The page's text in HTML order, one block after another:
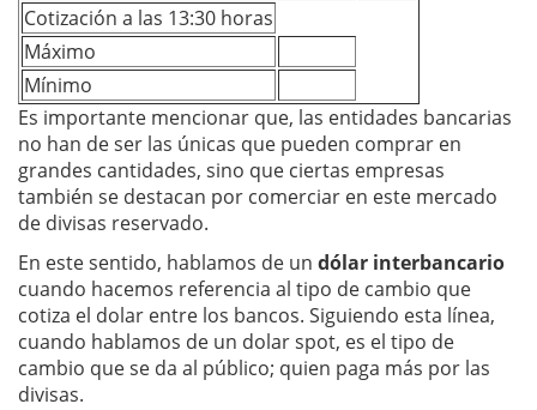
Cotización a las 13:30 horas
Máximo
Mínimo
Es importante mencionar que, las entidades bancarias
no han de ser las únicas que pueden comprar en
grandes cantidades, sino que ciertas empresas
también se destacan por comerciar en este mercado
de divisas reservado.
En este sentido, hablamos de un dólar interbancario
cuando hacemos referencia al tipo de cambio que
cotiza el dolar entre los bancos. Siguiendo esta línea,
cuando hablamos de un dolar spot, es el tipo de
cambio que se da al público; quien paga más por las
divisas.